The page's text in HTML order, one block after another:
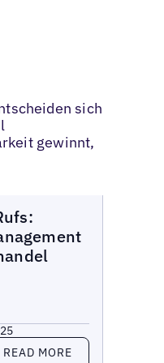
sich
gewinnt,
READ MORE